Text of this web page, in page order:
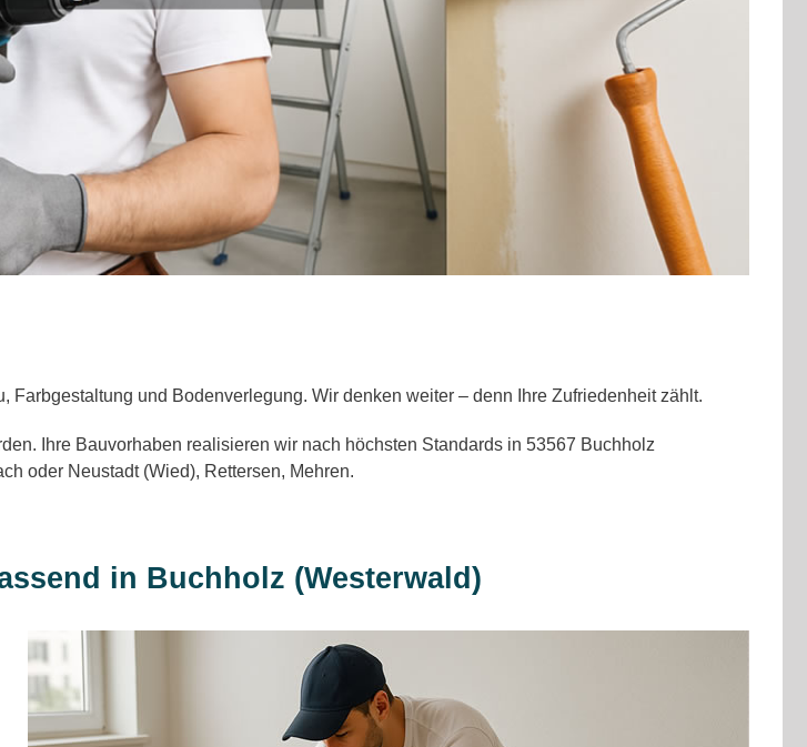
und Bodenverlegung. Wir denken weiter – denn Ihre Zufriedenheit zählt.
Ihre Bauvorhaben realisieren wir nach höchsten Standards in 53567 Buchholz
oder Neustadt (Wied), Rettersen, Mehren.
in Buchholz (Westerwald)